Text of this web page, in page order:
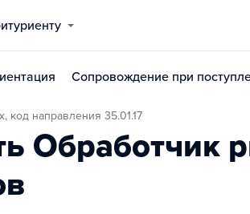
Сопровождение при
код направления 35.01.17
Обработчик